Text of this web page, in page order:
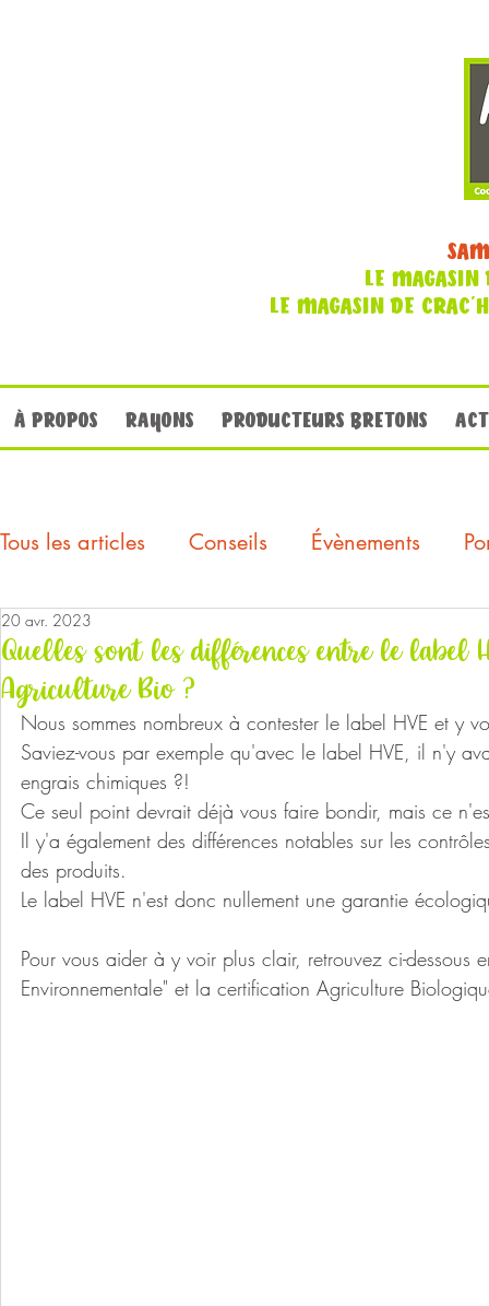
LE MAGASIN
LE MAGASIN DE
À PROPOS RAYONS PRODUCTEURS BRETONS
Tous les articles Conseils Évènements
Quelles sont les différences entre le label
Agriculture Bio ?
20 avr. 2023
Nous sommes nombreux à contester le label HVE et y
Saviez-vous par exemple qu'avec le label HVE, il n'y
engrais chimiques ?!
Ce seul point devrait déjà vous faire bondir, mais ce
Il y'a également des différences notables sur les
des produits.
Le label HVE n'est donc nullement une garantie
Pour vous aider à y voir plus clair, retrouvez ci-dessous
Environnementale" et la certification Agriculture